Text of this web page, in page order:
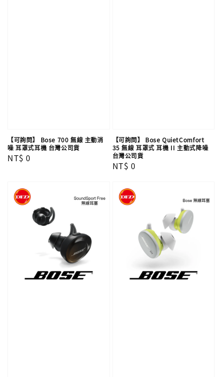
【可詢問】 Bose 700 無線 主動消
噪 耳罩式耳機 台灣公司貨
Regular
NT$ 0
【可詢問】 Bose QuietComfort
35 無線 耳罩式 耳機 II 主動式降噪
台灣公司貨
Regular
NT$ 0